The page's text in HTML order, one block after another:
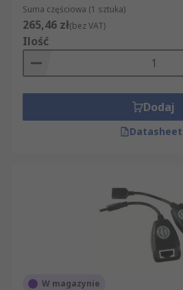
Suma częściowa (1 sztuka)
265,46 zł(bez VAT)
Ilość
Dodaj
W magazynie